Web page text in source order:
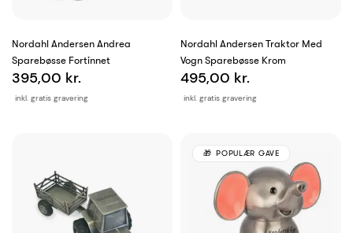
Nordahl Andersen Andrea
Sparebøsse Fortinnet
inkl. gratis gravering
395,00 kr.
Nordahl Andersen Traktor Med
Vogn Sparebøsse Krom
inkl. gratis gravering
495,00 kr.
POPULÆR GAVE